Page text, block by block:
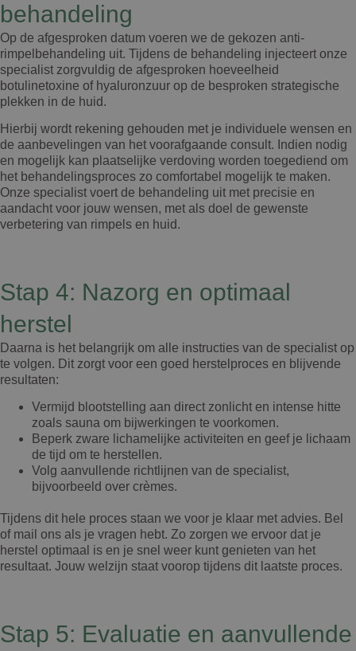
behandeling
Op de afgesproken datum voeren we de gekozen anti-
rimpelbehandeling uit. Tijdens de behandeling injecteert onze
specialist zorgvuldig de afgesproken hoeveelheid
botulinetoxine of hyaluronzuur op de besproken strategische
plekken in de huid.
Hierbij wordt rekening gehouden met je individuele wensen en
de aanbevelingen van het voorafgaande consult. Indien nodig
en mogelijk kan plaatselijke verdoving worden toegediend om
het behandelingsproces zo comfortabel mogelijk te maken.
Onze specialist voert de behandeling uit met precisie en
aandacht voor jouw wensen, met als doel de gewenste
verbetering van rimpels en huid.
Stap 4: Nazorg en optimaal
herstel
Daarna is het belangrijk om alle instructies van de specialist op
te volgen. Dit zorgt voor een goed herstelproces en blijvende
resultaten:
Vermijd blootstelling aan direct zonlicht en intense hitte
zoals sauna om bijwerkingen te voorkomen.
Beperk zware lichamelijke activiteiten en geef je lichaam
de tijd om te herstellen.
Volg aanvullende richtlijnen van de specialist,
bijvoorbeeld over crèmes.
Tijdens dit hele proces staan we voor je klaar met advies. Bel
of mail ons als je vragen hebt. Zo zorgen we ervoor dat je
herstel optimaal is en je snel weer kunt genieten van het
resultaat. Jouw welzijn staat voorop tijdens dit laatste proces.
Stap 5: Evaluatie en aanvullende